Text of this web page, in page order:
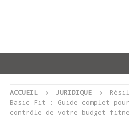
ACCUEIL JURIDIQUE
Basic-Fit : Guide complet
contrôle de votre budget